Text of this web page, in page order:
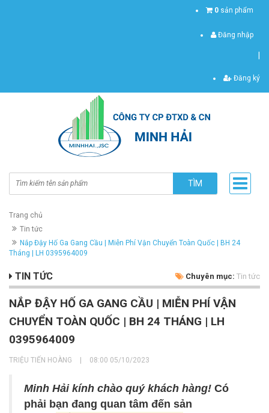
0 sản phẩm
Đăng nhập
Đăng ký
TÌM
Trang chủ
Tin tức
Nắp Đậy Hố Ga Gang Cầu | Miễn Phí Vận Chuyển Toàn Quốc | BH 24
Tháng | LH 0395964009
TIN TỨC Chuyên mục: Tin tức
NẮP ĐẬY HỐ GA GANG CẦU | MIỄN PHÍ VẬN
CHUYỂN TOÀN QUỐC | BH 24 THÁNG | LH
0395964009
TRIỆU TIẾN HOÀNG 08:00 05/10/2023
Minh Hải kính chào quý khách hàng! Có
phải bạn đang quan tâm đến sản